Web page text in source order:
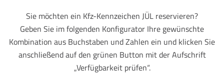
Sie möchten ein Kfz-Kennzeichen JÜL reservieren?
Geben Sie im folgenden Konfigurator Ihre gewünschte
Kombination aus Buchstaben und Zahlen ein und klicken Sie
anschließend auf den grünen Button mit der Aufschrift
„Verfügbarkeit prüfen“.